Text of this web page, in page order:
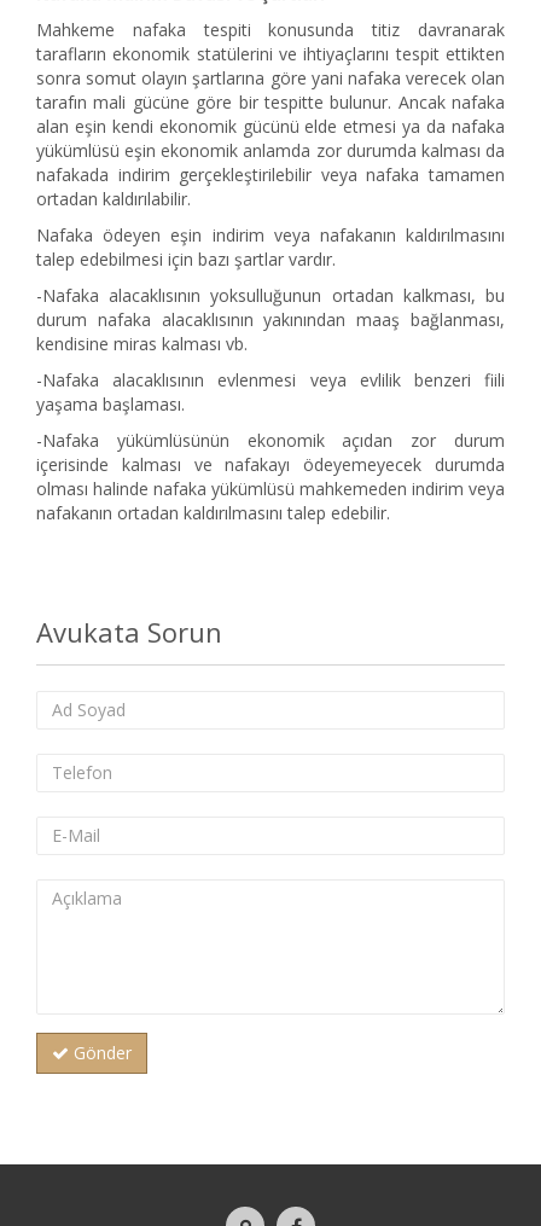
Mahkeme nafaka tespiti konusunda titiz davranarak
tarafların ekonomik statülerini ve ihtiyaçlarını tespit ettikten
sonra somut olayın şartlarına göre yani nafaka verecek olan
tarafın mali gücüne göre bir tespitte bulunur. Ancak nafaka
alan eşin kendi ekonomik gücünü elde etmesi ya da nafaka
yükümlüsü eşin ekonomik anlamda zor durumda kalması da
nafakada indirim gerçekleştirilebilir veya nafaka tamamen
ortadan kaldırılabilir.
Nafaka ödeyen eşin indirim veya nafakanın kaldırılmasını
talep edebilmesi için bazı şartlar vardır.
-Nafaka alacaklısının yoksulluğunun ortadan kalkması, bu
durum nafaka alacaklısının yakınından maaş bağlanması,
kendisine miras kalması vb.
-Nafaka alacaklısının evlenmesi veya evlilik benzeri fiili
yaşama başlaması.
-Nafaka yükümlüsünün ekonomik açıdan zor durum
içerisinde kalması ve nafakayı ödeyemeyecek durumda
olması halinde nafaka yükümlüsü mahkemeden indirim veya
nafakanın ortadan kaldırılmasını talep edebilir.
Avukata Sorun
Gönder